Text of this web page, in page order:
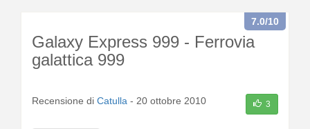
Galaxy Express 999 - Ferrovia
galattica 999
7.0/10
Recensione di Catulla - 20 ottobre 2010 3